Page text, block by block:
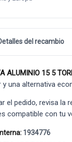
del recambio
ALUMINIO 15 5
y una alternativa
el pedido, revisa la
compatible con tu
1934776